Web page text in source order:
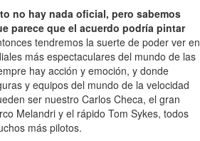
no hay nada oficial, pero sabemos
parece que el acuerdo podría pintar
tendremos la suerte de poder ver en
más espectaculares del mundo de las
hay acción y emoción, y donde
y equipos del mundo de la velocidad
ser nuestro Carlos Checa, el gran
Melandri y el rápido Tom Sykes, todos
más pilotos.